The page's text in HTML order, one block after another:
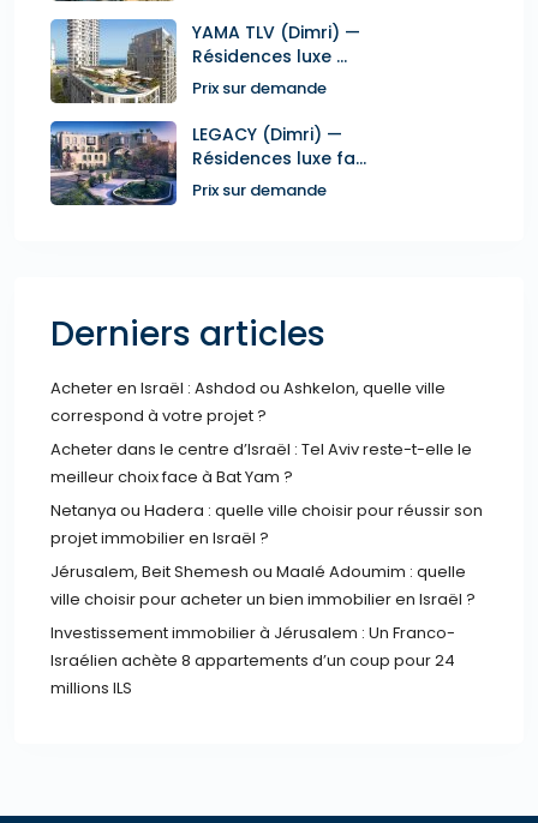
YAMA TLV (Dimri) —
Résidences luxe ...
Prix sur demande
LEGACY (Dimri) —
Résidences luxe fa...
Prix sur demande
Derniers articles
Acheter en Israël : Ashdod ou Ashkelon, quelle ville
correspond à votre projet ?
Acheter dans le centre d’Israël : Tel Aviv reste-t-elle le
meilleur choix face à Bat Yam ?
Netanya ou Hadera : quelle ville choisir pour réussir son
projet immobilier en Israël ?
Jérusalem, Beit Shemesh ou Maalé Adoumim : quelle
ville choisir pour acheter un bien immobilier en Israël ?
Investissement immobilier à Jérusalem : Un Franco-
Israélien achète 8 appartements d’un coup pour 24
millions ILS